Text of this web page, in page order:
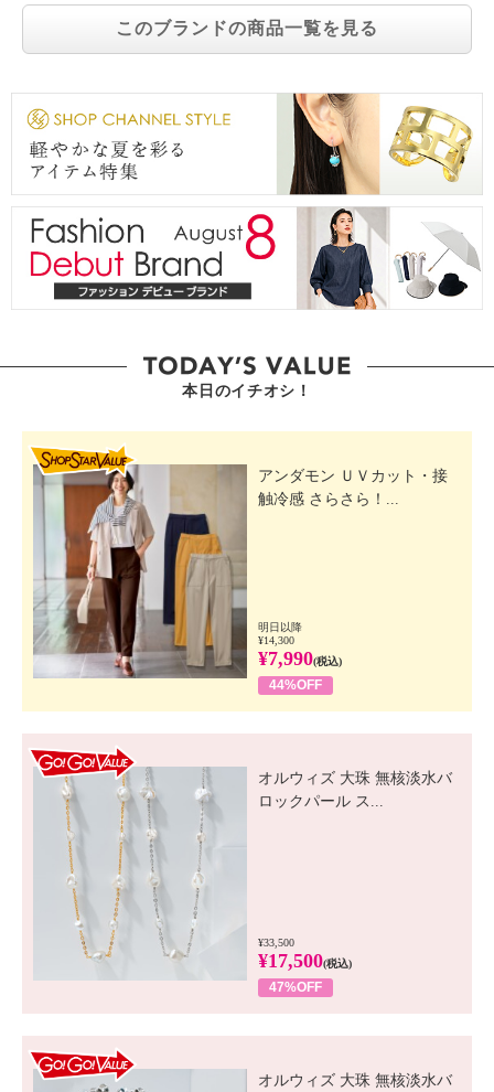
このブランドの商品一覧を見る
本日のイチオシ！
アンダモン ＵＶカット・接
触冷感 さらさら！...
明日以降
¥14,300
¥7,990(税込)
44%OFF
オルウィズ 大珠 無核淡水バ
ロックパール ス...
¥33,500
¥17,500(税込)
47%OFF
オルウィズ 大珠 無核淡水バ